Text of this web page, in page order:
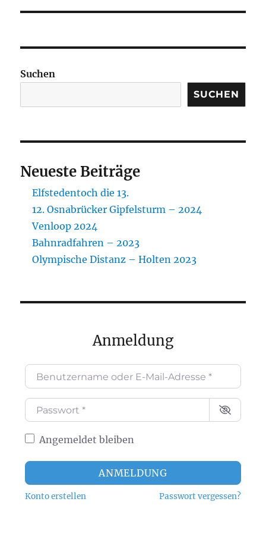
Suchen
SUCHEN
Neueste Beiträge
Elfstedentoch die 13.
12. Osnabrücker Gipfelsturm – 2024
Venloop 2024
Bahnradfahren – 2023
Olympische Distanz – Holten 2023
Anmeldung
Benutzername oder E-Mail-Adresse*
Passwort*
Angemeldet bleiben
ANMELDUNG
Konto erstellen Passwort vergessen?